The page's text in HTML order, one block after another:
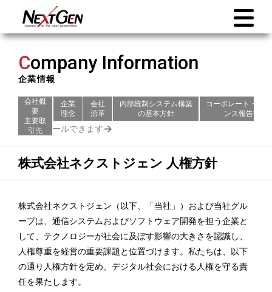
Company Information
企業情報
会社概
要
主要取
引先
企業
理念
会社
沿革
内部統制システム構築
の基本方針
コーポレート・ガ
ンス報告書
株式会社ネクストジェン 人権方針
株式会社ネクストジェン（以下、「当社」）および当社グル
ープは、通信システムおよびソフトウェア開発を担う企業と
して、テクノロジーが社会に及ぼす影響の大きさを認識し、
人権尊重を経営の重要課題と位置づけます。私たちは、以下
の通り人権方針を定め、デジタル社会における人権を守る責
任を果たします。